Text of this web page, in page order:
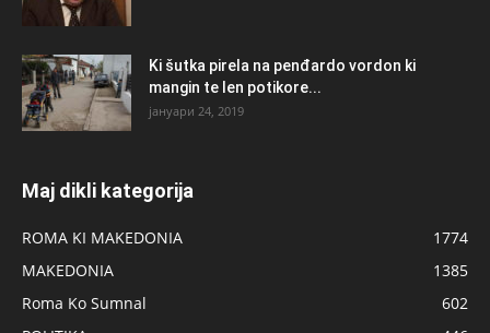
Ki šutka pirela na penđardo vordon ki
mangin te len potikore...
јануари 24, 2019
Maj dikli kategorija
ROMA KI MAKEDONIA
1774
MAKEDONIA
1385
Roma Ko Sumnal
602